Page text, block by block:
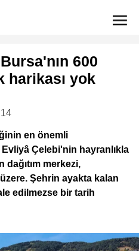
Bursa'nın 600
harikası yok
en önemli
Çelebi'nin hayranlıkla
dağıtım merkezi,
üzere. Şehrin ayakta kalan
edilmezse bir tarih